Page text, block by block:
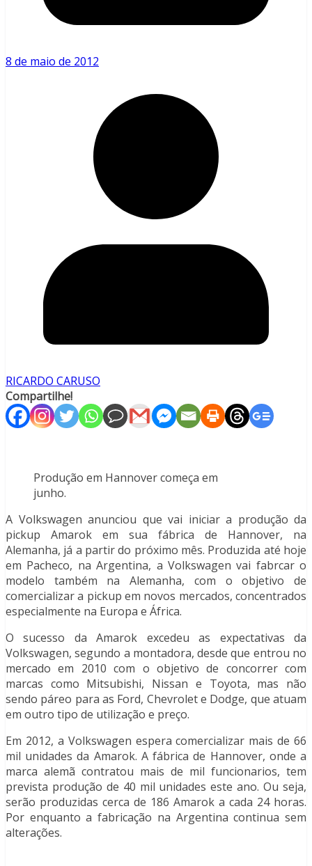
8 de maio de 2012
RICARDO CARUSO
Compartilhe!
Produção em Hannover começa em
junho.
A Volkswagen anunciou que vai iniciar a produção da
pickup Amarok em sua fábrica de Hannover, na
Alemanha, já a partir do próximo mês. Produzida até hoje
em Pacheco, na Argentina, a Volkswagen vai fabrcar o
modelo também na Alemanha, com o objetivo de
comercializar a pickup em novos mercados, concentrados
especialmente na Europa e África.
O sucesso da Amarok excedeu as expectativas da
Volkswagen, segundo a montadora, desde que entrou no
mercado em 2010 com o objetivo de concorrer com
marcas como Mitsubishi, Nissan e Toyota, mas não
sendo páreo para as Ford, Chevrolet e Dodge, que atuam
em outro tipo de utilização e preço.
Em 2012, a Volkswagen espera comercializar mais de 66
mil unidades da Amarok. A fábrica de Hannover, onde a
marca alemã contratou mais de mil funcionarios, tem
prevista produção de 40 mil unidades este ano. Ou seja,
serão produzidas cerca de 186 Amarok a cada 24 horas.
Por enquanto a fabricação na Argentina continua sem
alterações.